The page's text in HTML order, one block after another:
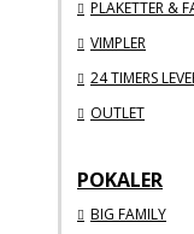
PLAKETTER &
VIMPLER
24 TIMERS
OUTLET
POKALER
BIG FAMILY